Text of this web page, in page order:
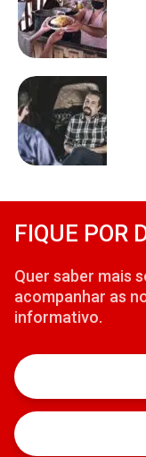
FIQUE POR
Quer saber mais
acompanhar as
informativo.